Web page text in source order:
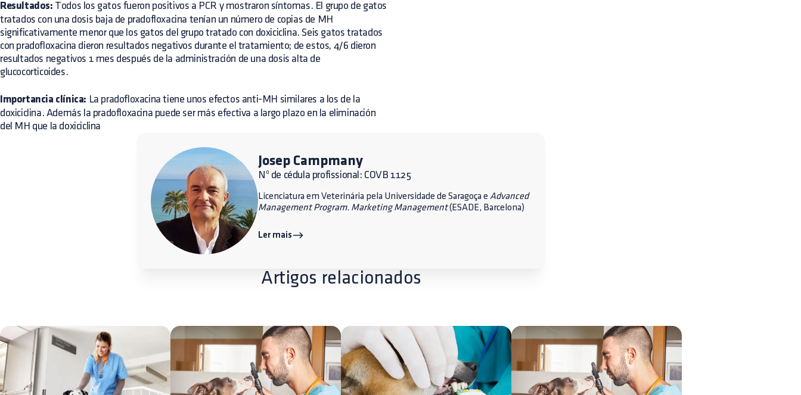
Resultados: Todos los gatos fueron positivos a PCR y mostraron síntomas. El grupo de gatos
tratados con una dosis baja de pradofloxacina tenían un número de copias de MH
significativamente menor que los gatos del grupo tratado con doxiciclina. Seis gatos tratados
con pradofloxacina dieron resultados negativos durante el tratamiento; de estos, 4/6 dieron
resultados negativos 1 mes después de la administración de una dosis alta de
glucocorticoides.
Importancia clínica: La pradofloxacina tiene unos efectos anti-MH similares a los de la
doxiciclina. Además la pradofloxacina puede ser más efectiva a largo plazo en la eliminación
del MH que la doxiciclina
Josep Campmany
Nº de cédula profissional: COVB 1125
Licenciatura em Veterinária pela Universidade de Saragoça e Advanced
Management Program. Marketing Management(ESADE, Barcelona)
Ler mais
Artigos relacionados